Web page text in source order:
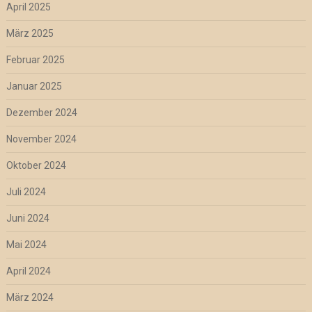
April 2025
März 2025
Februar 2025
Januar 2025
Dezember 2024
November 2024
Oktober 2024
Juli 2024
Juni 2024
Mai 2024
April 2024
März 2024